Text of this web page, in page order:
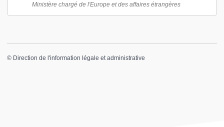
Ministère chargé de l'Europe et des affaires étrangères
© Direction de l'information légale et administrative